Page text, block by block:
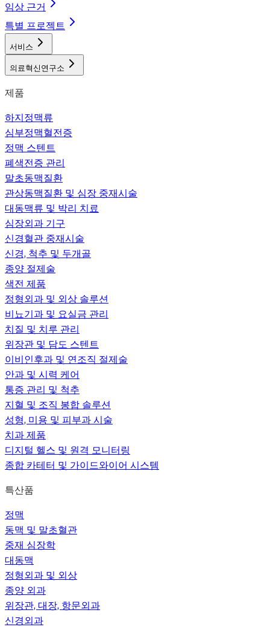
임상 근거
특별 프로젝트
서비스
의료혁신연구소
제품
하지정맥류
심부정맥혈전증
정맥 스텐트
폐색전증 관리
말초동맥질환
관상동맥질환 및 심장 중재시술
대동맥류 및 박리 치료
심장외과 기구
신경혈관 중재시술
신경, 척추 및 두개골
종양 절제술
색전 제품
정형외과 및 외상 솔루션
비뇨기과 및 요실금 관리
치질 및 치루 관리
위장관 및 담도 스텐트
이비인후과 및 연조직 절제술
안과 및 시력 케어
통증 관리 및 척추
지혈 및 조직 봉합 솔루션
성형, 미용 및 피부과 시술
치과 제품
디지털 헬스 및 원격 모니터링
종합 카테터 및 가이드와이어 시스템
특산품
정맥
동맥 및 말초혈관
중재 심장학
대동맥
정형외과 및 외상
종양 외과
위장관, 대장, 항문외과
신경외과